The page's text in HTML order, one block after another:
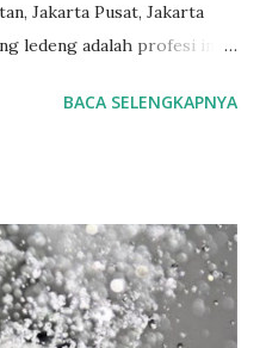
Jakarta Pusat, Jakarta
ledeng adalah profesi inti
teks nomor
BACA SELENGKAPNYA